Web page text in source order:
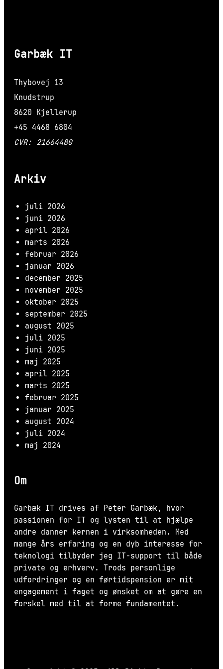
Garbæk IT
Thybovej 13
Knudstrup
8620 Kjellerup
+45 4468 6804
CVR: 21664480
Arkiv
juli 2026
juni 2026
april 2026
marts 2026
februar 2026
januar 2026
december 2025
november 2025
oktober 2025
september 2025
august 2025
juli 2025
juni 2025
maj 2025
april 2025
marts 2025
februar 2025
januar 2025
august 2024
juli 2024
maj 2024
Om
Garbæk IT drives af Peter Garbæk, hvor
passionen for IT og lysten til at hjælpe
andre danner kernen i virksomheden. Med
mange års erfaring og en dyb interesse for
teknologi tilbyder jeg IT-support til både
private og erhverv. Trods personlige
udfordringer og en førtidspension er mit
engagement i faget og ønsket om at gøre en
forskel med til at forme fundamentet.